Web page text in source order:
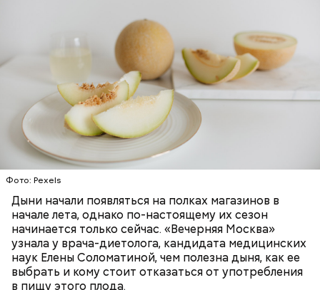
Фото: Pexels
Дыни начали появляться на полках магазинов в
начале лета, однако по-настоящему их сезон
начинается только сейчас. «Вечерняя Москва»
узнала у врача-диетолога, кандидата медицинских
наук Елены Соломатиной, чем полезна дыня, как ее
выбрать и кому стоит отказаться от употребления
в пищу этого плода.
Дыня содержит много структурированной
жидкости, поэтому организму не нужно тратить
много энергии, чтобы ее усвоить, рассказала
доктор. Кроме того, этот плод богат витаминами и
минералами. Так, в дыне содержатся:
бета-каротин (провитамин А) — отвечает за
поддержание иммунитета, зрения и
необходим для обновления кожи. Дыня
«делает пилинг изнутри», обновляет
слизистые оболочки органов. А еще именно
бета-каротин обеспечивает дыне желтый
лютеин и зеаксантин — эти каротиноиды
отлично поддерживают наше зрение;
калий — оказывает мочегонное действие,
поддерживает сердечно-сосудистую
систему и предотвращает скачки давления;
магний — помогает калию и не дает сосудам
спазмироваться.
ЗДОРОВЬЕ
ПРАВИЛЬНОЕ ПИТАНИЕ
ОВОЩИ
ЛЕТО ФРУКТЫ